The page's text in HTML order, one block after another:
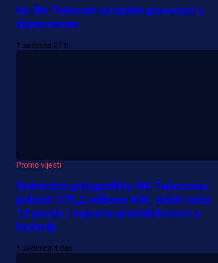
Uz BH Telecom ostanite povezani s
domovinom
1 sedmica 21 h
Promo vijesti
Rekordno polugodište BH Telecoma:
prihodi 275,2 miliona KM, dobit veća
12 posto i najveća produktivnost u
historiji
1 sedmica 4 dan